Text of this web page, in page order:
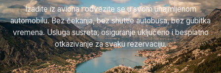
Izađite iz aviona i odvezite se u svom unajmljenom
automobilu. Bez čekanja, bez shuttle autobusa, bez gubitka
vremena. Usluga susreta, osiguranje uključeno i besplatno
otkazivanje za svaku rezervaciju.